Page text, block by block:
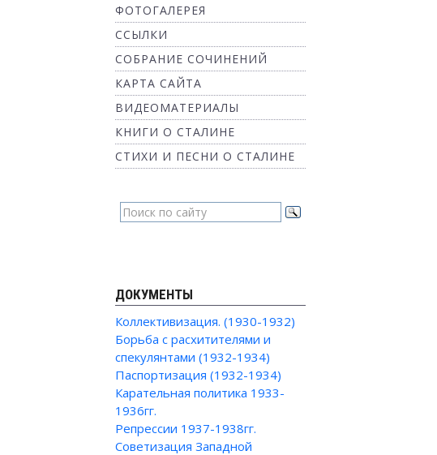
ФОТОГАЛЕРЕЯ
ССЫЛКИ
СОБРАНИЕ СОЧИНЕНИЙ
КАРТА САЙТА
ВИДЕОМАТЕРИАЛЫ
КНИГИ О СТАЛИНЕ
СТИХИ И ПЕСНИ О СТАЛИНЕ
ДОКУМЕНТЫ
Коллективизация. (1930-1932)
Борьба с расхитителями и
спекулянтами (1932-1934)
Паспортизация (1932-1934)
Карательная политика 1933-
1936гг.
Репрессии 1937-1938гг.
Советизация Западной